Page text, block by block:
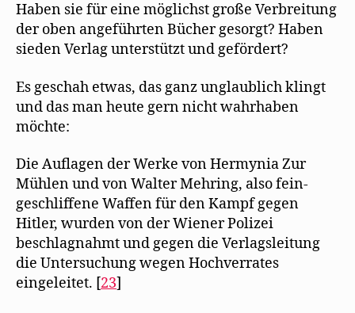
Haben sie für eine möglichst große Verbreitung
der oben angeführten Bücher gesorgt? Haben
sieden Verlag unterstützt und gefördert?
Es geschah etwas, das ganz unglaublich klingt
und das man heute gern nicht wahrhaben
möchte:
Die Auflagen der Werke von Hermynia Zur
Mühlen und von Walter Mehring, also fein-
geschliffene Waffen für den Kampf gegen
Hitler, wurden von der Wiener Polizei
beschlagnahmt und gegen die Verlagsleitung
die Untersuchung wegen Hochverrates
eingeleitet. [23]